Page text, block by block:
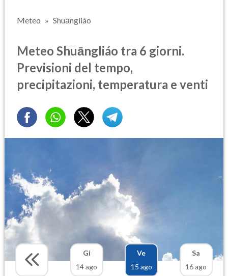
Meteo Shuāngliáo
Meteo Shuāngliáo tra 6 giorni.
Previsioni del tempo,
precipitazioni, temperatura e venti
Gi
14 ago
Ve
15 ago
Sa
16 ago